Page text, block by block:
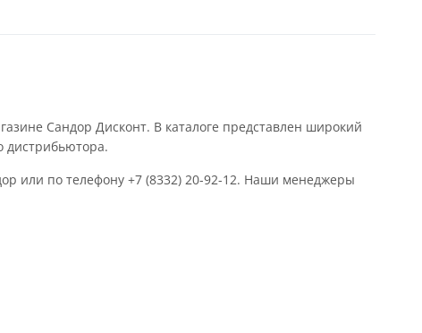
Сандор Дисконт. В каталоге представлен широкий
дистрибьютора.
или по телефону +7 (8332) 20-92-12. Наши менеджеры